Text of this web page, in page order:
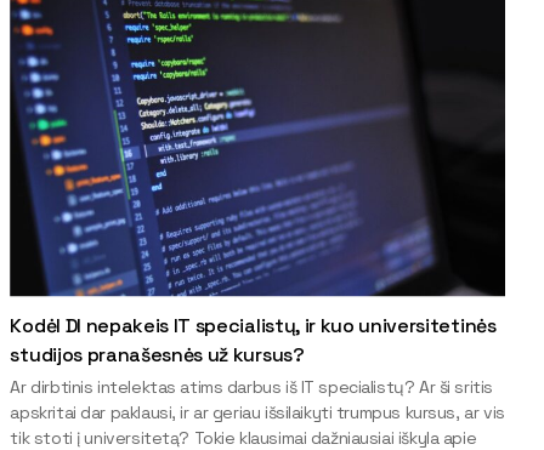
Kodėl DI nepakeis IT specialistų, ir kuo universitetinės
studijos pranašesnės už kursus?
Ar dirbtinis intelektas atims darbus iš IT specialistų? Ar ši sritis
apskritai dar paklausi, ir ar geriau išsilaikyti trumpus kursus, ar vis
tik stoti į universitetą? Tokie klausimai dažniausiai iškyla apie